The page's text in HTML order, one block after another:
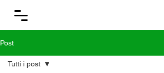
Post
Tutti i post